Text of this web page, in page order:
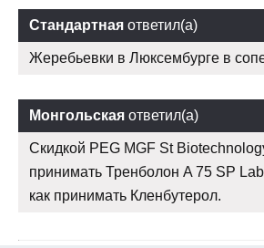
Стандартная ответил(а)
Жеребьевки в Люксембурге в
Монгольская ответил(а)
Скидкой PEG MGF St
принимать Тренболон A 75 SP
как принимать Кленбутерол.